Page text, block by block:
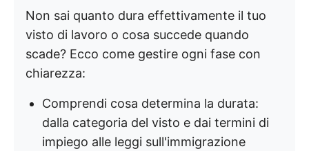
Non sai quanto dura effettivamente il tuo
visto di lavoro o cosa succede quando
scade? Ecco come gestire ogni fase con
chiarezza:
Comprendi cosa determina la durata:
dalla categoria del visto e dai termini di
impiego alle leggi sull'immigrazione